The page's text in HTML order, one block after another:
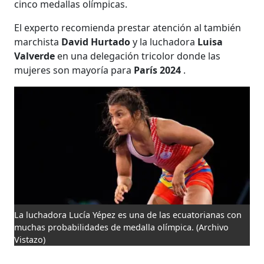
cinco medallas olímpicas.
El experto recomienda prestar atención al también
marchista David Hurtadoy la luchadora Luisa
Valverde en una delegación tricolor donde las
mujeres son mayoría para París 2024 .
La luchadora Lucía Yépez es una de las ecuatorianas con
muchas probabilidades de medalla olímpica. (Archivo
Vistazo)